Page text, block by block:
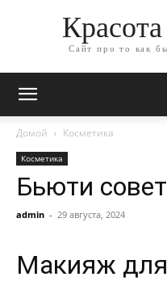
Сайт про то как
Домой Косметика
Косметика
Бьюти
admin - 29 августа, 2024
Макияж